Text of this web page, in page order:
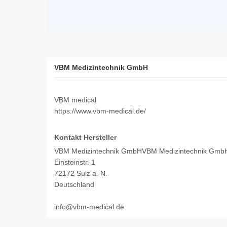
VBM Medizintechnik GmbH
VBM medical
https://www.vbm-medical.de/
Kontakt Hersteller
VBM Medizintechnik GmbHVBM Medizintechnik
Einsteinstr. 1
72172 Sulz a. N.
Deutschland
info@vbm-medical.de